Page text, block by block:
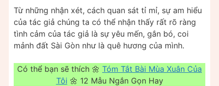
Từ những nhận xét, cách quan sát tỉ mỉ, sự am hiểu
của tác giả chúng ta có thể nhận thấy rất rõ ràng
tình cảm của tác giả là sự yêu mến, gắn bó, coi
mảnh đất Sài Gòn như là quê hương của mình.
Có thể bạn sẽ thích 🌼 Tóm Tắt Bài Mùa Xuân Của
Tôi 🌼 12 Mẫu Ngắn Gọn Hay